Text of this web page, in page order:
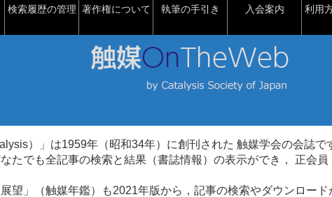
検索履歴の管理 著作権について 執筆の手引き 入会案内 利用
）」は1959年（昭和34年）に創刊された 触媒学会の会誌で
たでも全記事の検索と結果（書誌情報）の表示ができ， 正会
望」（触媒年鑑）も2021年版から，記事の検索やダウンロー